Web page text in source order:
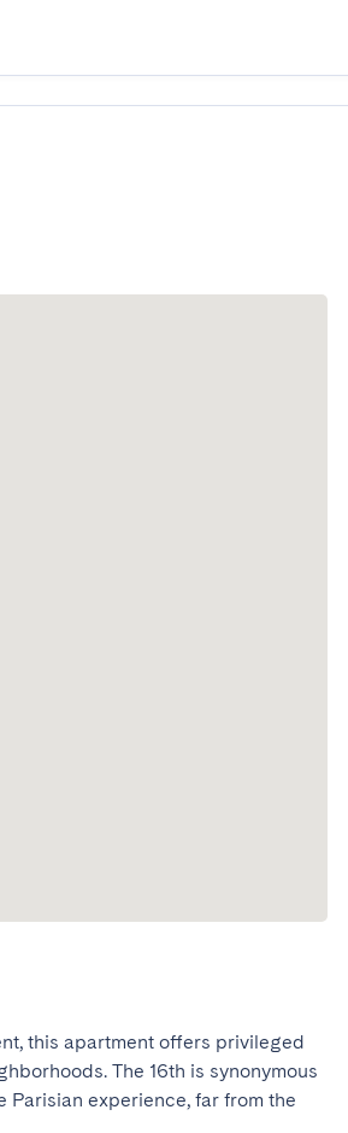
this apartment offers privileged
The 16th is synonymous
experience, far from the